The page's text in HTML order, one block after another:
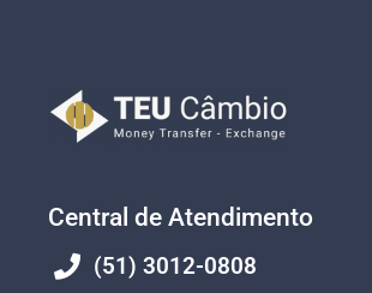
Central de Atendimento
(51) 3012-0808